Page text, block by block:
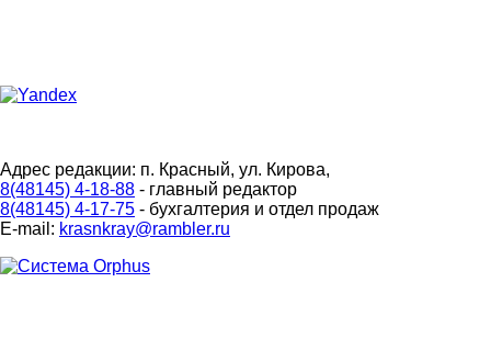
Адрес редакции: п. Красный, ул. Кирова,
8(48145) 4-18-88 - главный редактор
8(48145) 4-17-75 - бухгалтерия и отдел продаж
E-mail: krasnkray@rambler.ru